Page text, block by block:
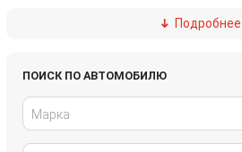
Honda
Подробнее
ПОИСК ПО АВТОМОБИЛЮ
Марка